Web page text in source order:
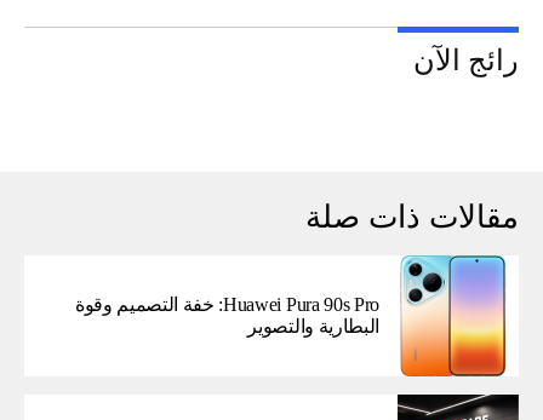
رائج الآن
مقالات ذات صلة
Huawei Pura 90s Pro: خفة التصميم وقوة
البطارية والتصوير